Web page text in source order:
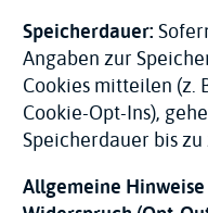
Speicherdauer:
Angaben zur
Cookies mitteilen (z.
Cookie-Opt-Ins),
Speicherdauer bis
Allgemeine